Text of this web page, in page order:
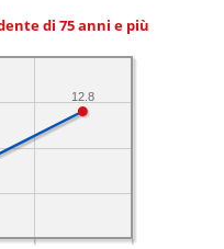
di 75 anni e più
12.8